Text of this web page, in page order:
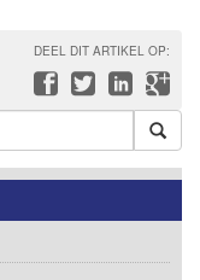
DEEL DIT ARTIKEL OP: